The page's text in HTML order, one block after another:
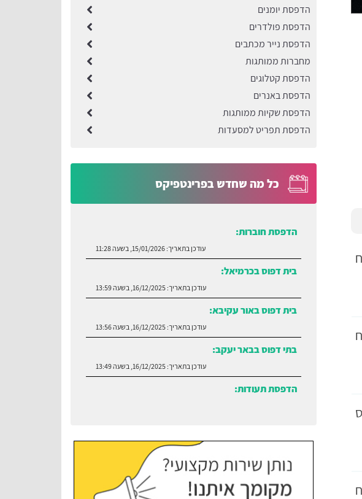
הדפסת יומנים
הדפסת פולדרים
הדפסת נייר מכתבים
מחברות ממותגות
הדפסת קטלוגים
הדפסת באנרים
הדפסת שקיות ממותגות
הדפסת תפריט למסעדות
כל מה שחדש בפרינטפיקס
הדפסת חוברות:
עודכן בתאריך:15/01/2026, בשעה 11:28
בית דפוס בכרמיאל:
עודכן בתאריך:16/12/2025, בשעה 13:59
בית דפוס באור עקיבא:
עודכן בתאריך:16/12/2025, בשעה 13:56
בתי דפוס בבאר יעקב:
עודכן בתאריך:16/12/2025, בשעה 13:49
הדפסת תעודות: